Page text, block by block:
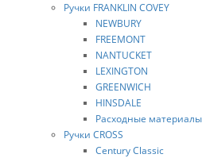
Ручки FRANKLIN COVEY
NEWBURY
FREEMONT
NANTUCKET
LEXINGTON
GREENWICH
HINSDALE
Расходные материалы
Ручки CROSS
Century Classic